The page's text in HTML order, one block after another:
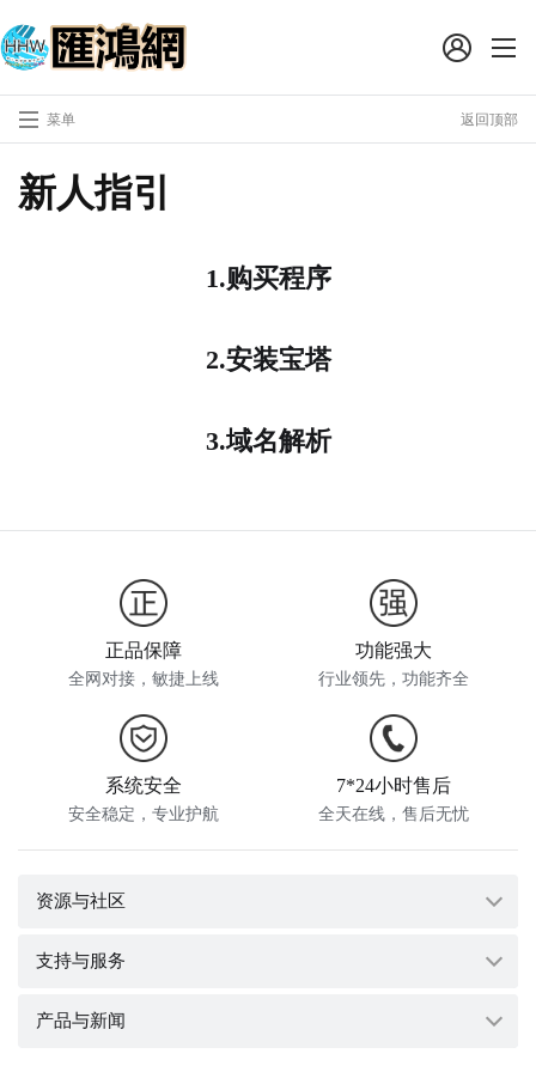
菜单 返回顶部
新人指引
1.购买程序
2.安装宝塔
3.域名解析
正品保障
全网对接，敏捷上线
功能强大
行业领先，功能齐全
系统安全
安全稳定，专业护航
7*24小时售后
全天在线，售后无忧
资源与社区
系统文档
帮助手册
支持与服务
系统公告
产品与新闻